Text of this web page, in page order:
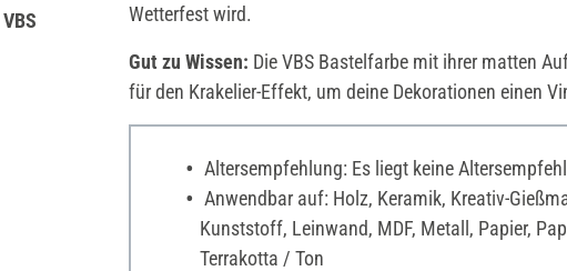
VBS
Wetterfest wird.
Gut zu Wissen: Die VBS Bastelfarbe mit ihrer matten
für den Krakelier-Effekt, um deine Dekorationen einen
Altersempfehlung: Es liegt keine
Anwendbar auf: Holz, Keramik, Kreativ-
Kunststoff, Leinwand, MDF, Metall, Papier,
Terrakotta / Ton